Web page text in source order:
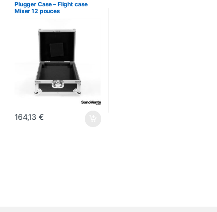
Plugger Case – Flight case
Mixer 12 pouces
164,13€